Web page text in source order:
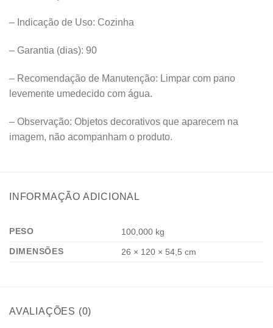
– Indicação de Uso: Cozinha
– Garantia (dias): 90
– Recomendação de Manutenção: Limpar com pano
levemente umedecido com água.
– Observação: Objetos decorativos que aparecem na
imagem, não acompanham o produto.
INFORMAÇÃO ADICIONAL
PESO
100,000 kg
DIMENSÕES
26 × 120 × 54,5 cm
AVALIAÇÕES (0)